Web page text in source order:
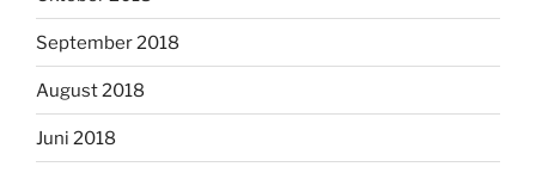
September 2018
August 2018
Juni 2018